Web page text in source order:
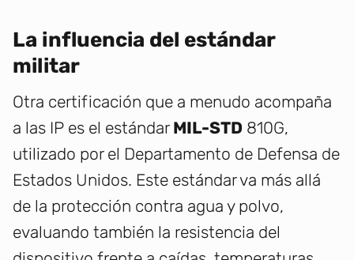
La influencia del estándar
militar
Otra certificación que a menudo acompaña
a las IP es el estándar MIL-STD 810G,
utilizado por el Departamento de Defensa de
Estados Unidos. Este estándar va más allá
de la protección contra agua y polvo,
evaluando también la resistencia del